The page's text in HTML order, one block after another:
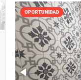
OPORTUNIDAD